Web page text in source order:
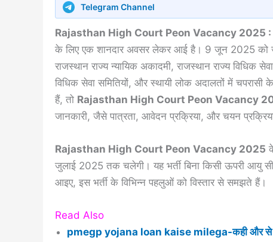
Telegram Channel
Rajasthan High Court Peon Vacancy 2025 :
के लिए एक शानदार अवसर लेकर आई है। 9 जून 2025 को
राजस्थान राज्य न्यायिक अकादमी, राजस्थान राज्य विधिक
विधिक सेवा समितियों, और स्थायी लोक अदालतों में
हैं, तो Rajasthan High Court Peon Vacancy
जानकारी, जैसे पात्रता, आवेदन प्रक्रिया, और चयन
Rajasthan High Court Peon Vacancy 2025
जुलाई 2025 तक चलेगी। यह भर्ती बिना किसी ऊपरी आयु
आइए, इस भर्ती के विभिन्न पहलुओं को विस्तार से समझते हैं।
Read Also
pmegp yojana loan kaise milega-कही और से